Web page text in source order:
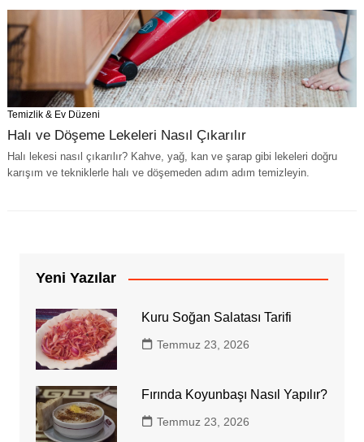
Temizlik & Ev Düzeni
Halı ve Döşeme Lekeleri Nasıl Çıkarılır
Halı lekesi nasıl çıkarılır? Kahve, yağ, kan ve şarap gibi lekeleri doğru
karışım ve tekniklerle halı ve döşemeden adım adım temizleyin.
Yeni Yazılar
Kuru Soğan Salatası Tarifi
Temmuz 23, 2026
Fırında Koyunbaşı Nasıl Yapılır?
Temmuz 23, 2026